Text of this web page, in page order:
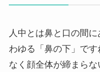
人中とは鼻と口の間
わゆる「鼻の下」で
なく顔全体が締まら